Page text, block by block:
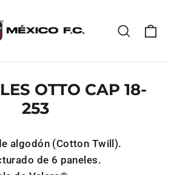
Buscar
OTTO CAP 18-
253
algodón (Cotton Twill).
de 6 paneles.